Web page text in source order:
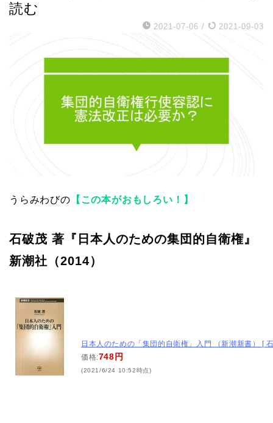
読む
2021-07-06 / 2021-09-03
うらみわびの 【この本がおもしろい！】
石破茂 著『日本人のための集団的自衛権』
新潮社（2014）
日本人のための「集団的自衛権」入門 （新潮新書） [
価格:748円
(2021/6/24 10:52時点)